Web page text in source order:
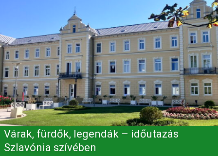
Várak, fürdők, legendák – időutazás
Szlavónia szívében